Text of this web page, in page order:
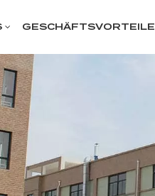
GESCHÄFTSVORTEILE